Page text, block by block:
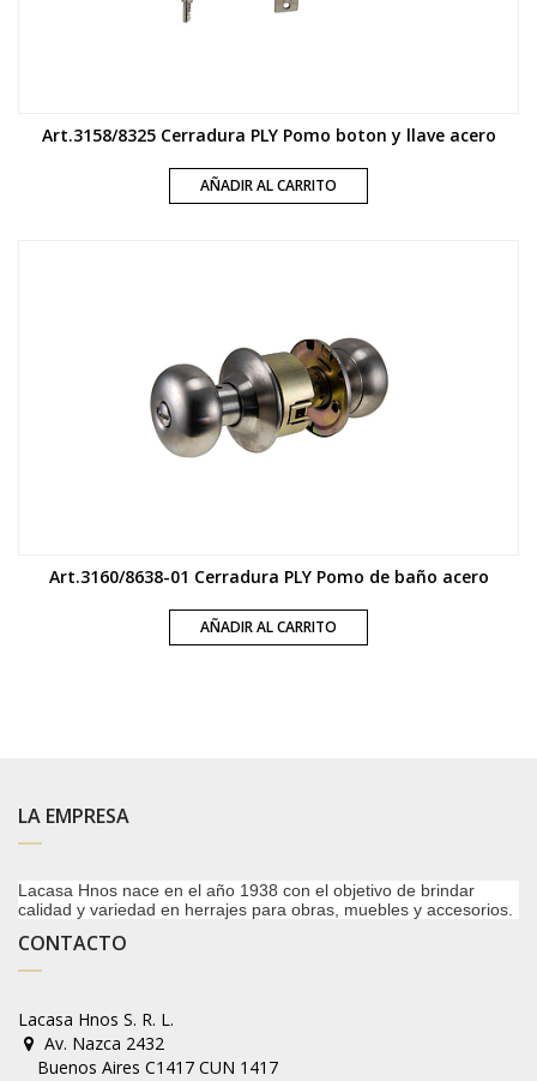
Art.3158/8325 Cerradura PLY Pomo boton y llave acero
AÑADIR AL CARRITO
Art.3160/8638-01 Cerradura PLY Pomo de baño acero
AÑADIR AL CARRITO
LA EMPRESA
Lacasa Hnos nace en el año 1938 con el objetivo de brindar
calidad y variedad en herrajes para obras, muebles y accesorios.
CONTACTO
Lacasa Hnos S. R. L.
Av. Nazca 2432
Buenos Aires C1417 CUN 1417